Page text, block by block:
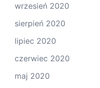
wrzesień 2020
sierpień 2020
lipiec 2020
czerwiec 2020
maj 2020